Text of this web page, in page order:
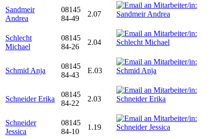
Sandmeir
Andrea
08145
84-49
2.07
Schlecht
Michael
08145
84-26
2.04
Schmid Anja
08145
84-43
E.03
Schneider Erika
08145
84-22
2.03
Schneider
Jessica
08145
84-10
1.19